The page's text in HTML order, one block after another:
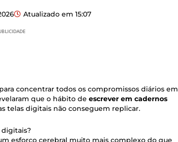
Atualizado em 15:07
concentrar todos os compromissos diários em
que o hábito de escrever em cadernos
telas digitais não conseguem replicar.
digitais?
esforço cerebral muito mais complexo do que